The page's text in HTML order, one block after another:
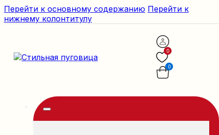
Перейти к основному содержанию Перейти к
нижнему колонтитулу
0
0